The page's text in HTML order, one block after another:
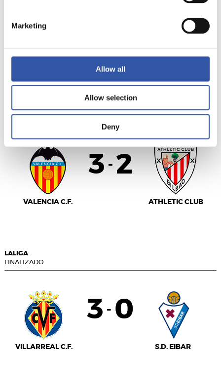
Marketing
Allow all
Allow selection
Deny
MÁLAGA CF
LALIGA
FINALIZADO
VALENCIA C.F.
3 - 2
ATHLETIC CLUB
LALIGA
FINALIZADO
VILLARREAL C.F.
3 - 0
S.D. EIBAR